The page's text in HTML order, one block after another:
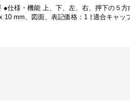
●仕様・機能 上、下、左、右、押下の５
10 mm、図面、表記価格：1 ⇧適合キャッ